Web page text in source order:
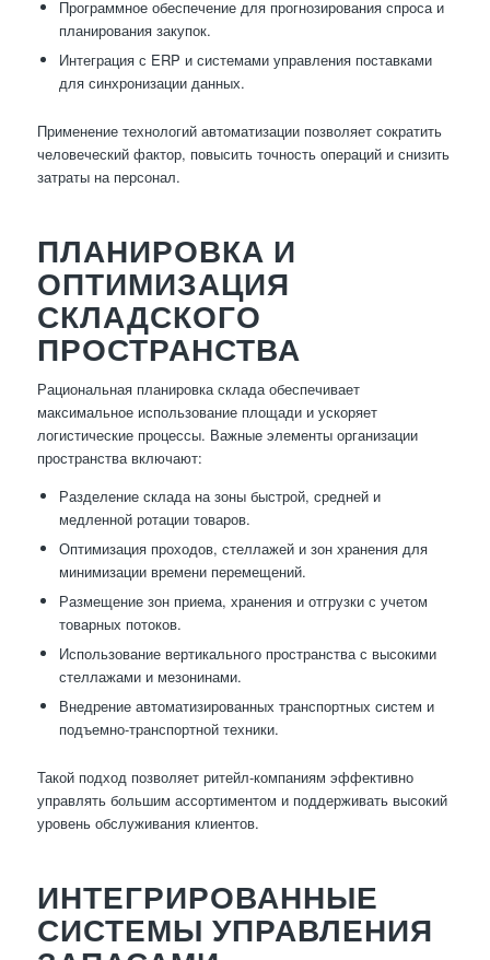
Программное обеспечение для прогнозирования спроса и
планирования закупок.
Интеграция с ERP и системами управления поставками
для синхронизации данных.
Применение технологий автоматизации позволяет сократить
человеческий фактор, повысить точность операций и снизить
затраты на персонал.
ПЛАНИРОВКА И
ОПТИМИЗАЦИЯ
СКЛАДСКОГО
ПРОСТРАНСТВА
Рациональная планировка склада обеспечивает
максимальное использование площади и ускоряет
логистические процессы. Важные элементы организации
пространства включают:
Разделение склада на зоны быстрой, средней и
медленной ротации товаров.
Оптимизация проходов, стеллажей и зон хранения для
минимизации времени перемещений.
Размещение зон приема, хранения и отгрузки с учетом
товарных потоков.
Использование вертикального пространства с высокими
стеллажами и мезонинами.
Внедрение автоматизированных транспортных систем и
подъемно-транспортной техники.
Такой подход позволяет ритейл-компаниям эффективно
управлять большим ассортиментом и поддерживать высокий
уровень обслуживания клиентов.
ИНТЕГРИРОВАННЫЕ
СИСТЕМЫ УПРАВЛЕНИЯ